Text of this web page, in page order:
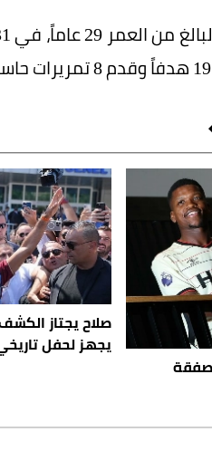
صلاح يجتاز
يجهز لحفل